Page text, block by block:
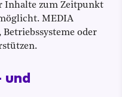
Inhalte zum Zeitpunkt
MEDIA
oder
und